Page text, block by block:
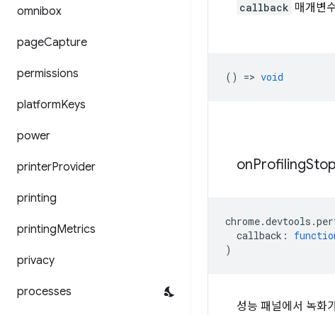
omnibox
pageCapture
permissions
platformKeys
power
printerProvider
printing
printingMetrics
privacy
processes
callback 매개변
() => void
onProfiling
chrome.devtools .
callback :
)
성능 패널에서 녹화